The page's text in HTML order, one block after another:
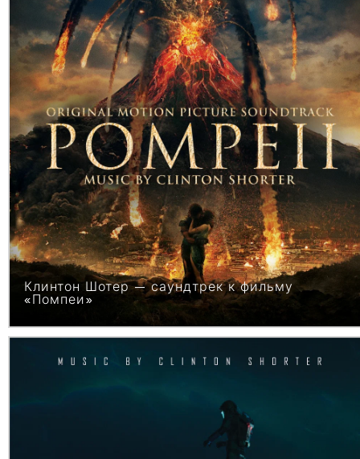
Клинтон Шотер — саундтрек к фильму
«Помпеи»